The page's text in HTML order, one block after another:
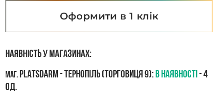
Оформити в 1 клік
Наявність у магазинах:
маг.PLATSDARM - Тернопіль (Торговиця 9):В наявності- 4
од.